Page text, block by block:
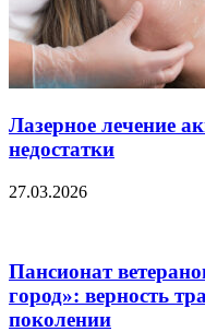
Лазерное лечение
недостатки
27.03.2026
Пансионат
город»: верность
поколении